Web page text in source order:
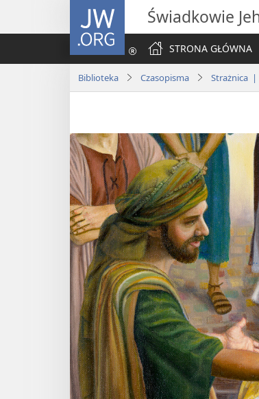
JW.ORG Świadkowie
STRONA GŁÓWNA
Biblioteka Czasopisma Strażnica |